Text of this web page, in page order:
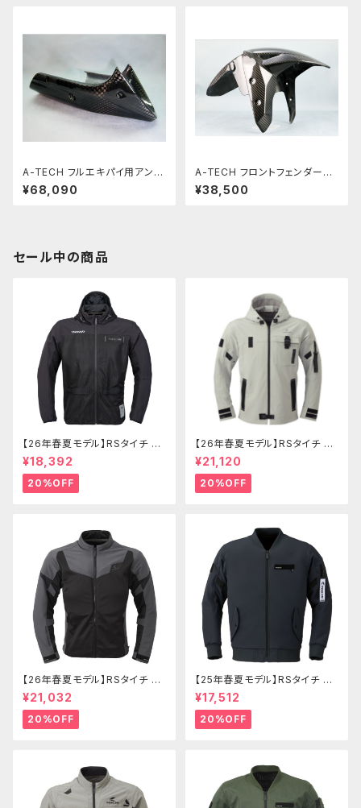
A-TECH フルエキパイ用アンダ
ーカウル ZRX1200DAEG TC
綾織カーボン
¥68,090
A-TECH フロントフェンダーS
TD ZX-25R 綾織ドライカーボ
ン(DC)
¥38,500
セール中の商品
【26年春夏モデル】RSタイチ RS
J334 エアーフリップパーカ
¥18,392
20%OFF
【26年春夏モデル】RSタイチ RS
J335 クイックドライパーカ
¥21,120
20%OFF
【26年春夏モデル】RSタイチ RS
J342 クイックドライレーサージ
ャケット
¥21,032
20%OFF
【25年春夏モデル】RSタイチ RS
J343 クイックドライフライトジ
ャケット
¥17,512
20%OFF